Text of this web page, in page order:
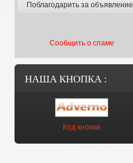
Поблагодарить за объявление
Сообщить о спаме
НАША КНОПКА :
Код кнопки